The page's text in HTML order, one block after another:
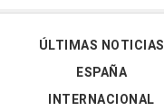
ÚLTIMAS NOTICIAS
ESPAÑA
INTERNACIONAL